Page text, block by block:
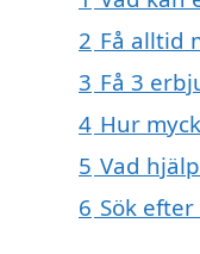
2 Få alltid
3 Få 3
4 Hur
5 Vad
6 Sök